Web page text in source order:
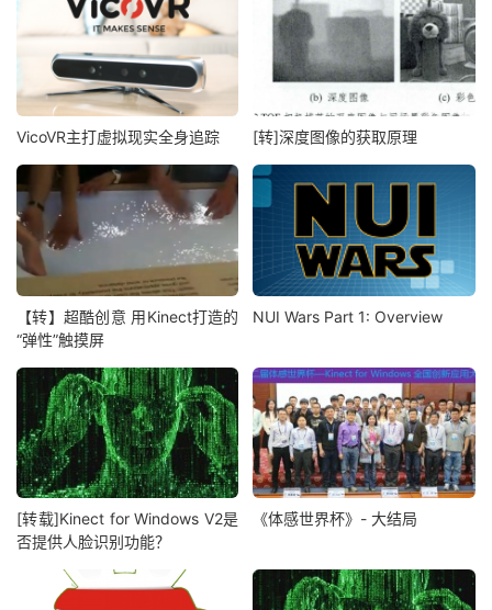
VicoVR主打虚拟现实全身追踪 [转]深度图像的获取原理
【转】超酷创意 用Kinect打造的
“弹性”触摸屏
NUI Wars Part 1: Overview
[转载]Kinect for Windows V2是
否提供人脸识别功能？
《体感世界杯》- 大结局